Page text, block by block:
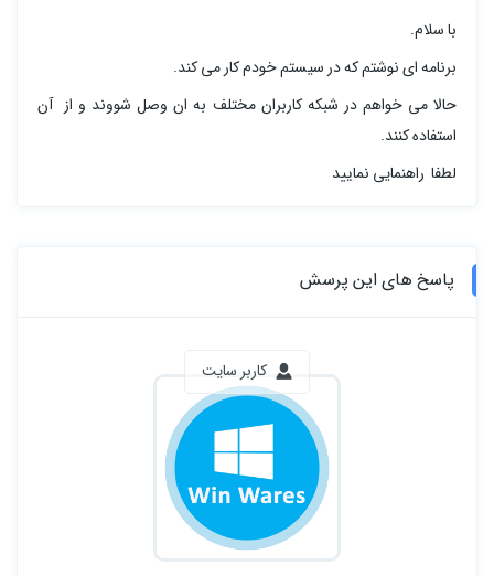
با سلام.
برنامه ای نوشتم که در سیستم خودم کار می کند.
حالا می خواهم در شبکه کاربران مختلف به ان وصل شووند و از آن
استفاده کنند.
لطفا راهنمایی نمایید
پاسخ های این پرسش
کاربر سایت